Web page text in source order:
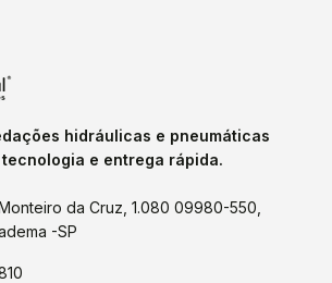
hidráulicas e pneumáticas
e entrega rápida.
da Cruz, 1.080 09980-550,
-SP